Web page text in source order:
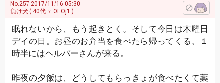
No.257 2017/11/16 05:30
負け犬 ( 40代 ♀ OEOj1 )
眠れないから、もう起きとく。そして今日は木曜日
デイの日。お昼のお弁当を食べたら帰ってくる。１
時半にはヘルパーさんが来る。
昨夜の夕飯は、どうしてもらっきょが食べたくて薬